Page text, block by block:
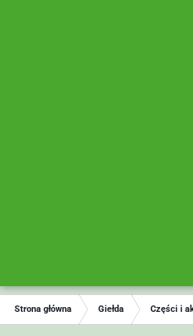
Strona główna Giełda Części i